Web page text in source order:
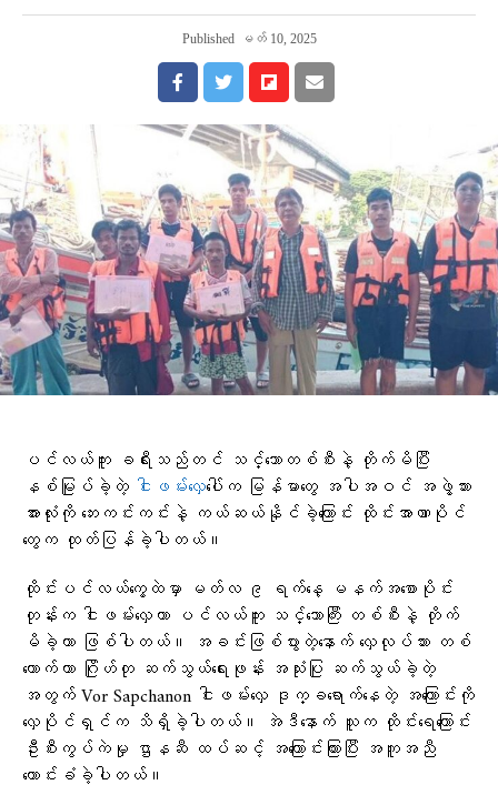
Published မတ် 10, 2025
ပင်လယ်ကူး ခရီးသည်တင် သင်္ဘောတစ်စီးနဲ့ တိုက်မိပြီး
နစ်မြုပ်ခဲ့တဲ့ ငါးဖမ်းလှေပေါ်က မြန်မာတွေ အပါအဝင် အဖွဲ့သား
အားလုံးကို ဘေးကင်းကင်းနဲ့ ကယ်ဆယ်နိုင်ခဲ့ကြောင်း ထိုင်းအာဏာပိုင်
တွေက ထုတ်ပြန်ခဲ့ပါတယ်။
ထိုင်းပင်လယ်ကွေ့ထဲမှာ မတ်လ ၉ ရက်နေ့ မနက်အစောပိုင်း
တုန်းက ငါးဖမ်းလှေဟာ ပင်လယ်ကူး သင်္ဘောကြီး တစ်စီးနဲ့ တိုက်
မိခဲ့တာ ဖြစ်ပါတယ်။ အခင်းဖြစ်ပွားတဲ့နောက် လှေလုပ်သား တစ်
ယောက်ဟာ ဂြိုဟ်တု ဆက်သွယ်ရေးဖုန်း အသုံးပြု ဆက်သွယ်ခဲ့တဲ့
အတွက် Vor Sapchanon ငါးဖမ်းလှေ ဒုက္ခရောက်နေတဲ့ အကြောင်းကို
လှေပိုင်ရှင်က သိရှိခဲ့ပါတယ်။ အဲဒီနောက် သူက ထိုင်းရေကြောင်း
ဦးစီးကွပ်ကဲမှု ဌာနဆီ ထပ်ဆင့် အကြောင်းကြားပြီး အကူအညီ
တောင်းခံခဲ့ပါတယ်။